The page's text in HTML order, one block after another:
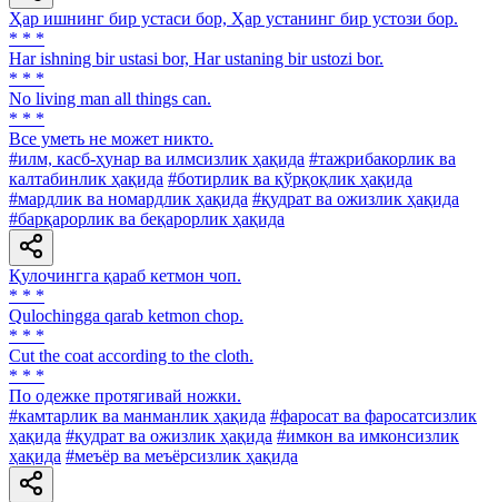
Ҳар ишнинг бир устаси бор, Ҳар устанинг бир устози бор.
* * *
Har ishning bir ustasi bor, Har ustaning bir ustozi bor.
* * *
No living man all things can.
* * *
Все уметь не может никто.
#илм, касб-ҳунар ва илмсизлик ҳақида #тажрибакорлик ва
калтабинлик ҳақида #ботирлик ва қўрқоқлик ҳақида
#мардлик ва номардлик ҳақида #қудрат ва ожизлик ҳақида
#барқарорлик ва беқарорлик ҳақида
Қулочингга қараб кетмон чоп.
* * *
Qulochingga qarab ketmon chop.
* * *
Cut the coat according to the cloth.
* * *
По одежке протягивай ножки.
#камтарлик ва манманлик ҳақида #фаросат ва фаросатсизлик
ҳақида #қудрат ва ожизлик ҳақида #имкон ва имконсизлик
ҳақида #меъёр ва меъёрсизлик ҳақида